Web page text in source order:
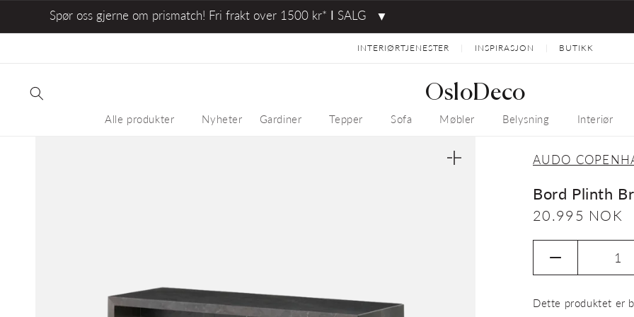
Spør oss gjerne om prismatch! Fri frakt over 1500 kr* ⅼ SALG ▼
INTERIØRTJENESTER INSPIRASJON BUTIKK
OsloDeco
Alle produkter Nyheter Gardiner Tepper Sofa Møbler Belysning Interiør
Åpne
AUDO
Bord Plinth
Vanlig
pris
20.995 NOK
antallet
Bord
Dette produktet er